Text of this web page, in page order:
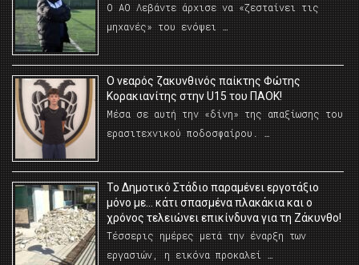
Ο ΑΟ Λεβάντε άρχισε να «ζεσταίνει τις
μηχανές» του ενόψει …
O νεαρός ζακυνθινός παίκτης Φώτης
Κορακιανίτης στην U15 του ΠΑΟΚ!
Μέσα σε αυτή την «δίνη» της απαξίωσης του
ερασιτεχνικού ποδοσφαίρου. …
Το Δημοτικό Στάδιο παραμένει εργοτάξιο
μόνο με… κάτι σπασμένα πλακάκια και ο
χρόνος τελειώνει επικίνδυνα για τη Ζάκυνθο!
Τέσσερις ημέρες μετά την έναρξη των
εργασιών, η εικόνα προκαλεί …